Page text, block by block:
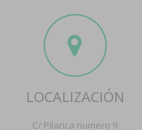
LOCALIZACIÓN
C/ Pilarica numero 9